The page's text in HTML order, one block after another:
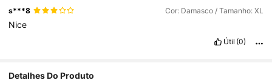
s***8 Cor: Damasco / Tamanho: XL
Nice
Útil (0)
Detalhes Do Produto